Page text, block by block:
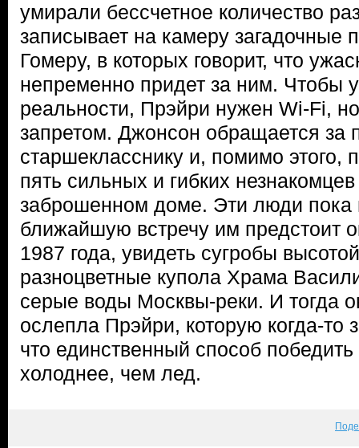
умирали бессчетное количество
записывает на камеру загадочные
Гомеру, в которых говорит, что
непременно придет за ним. Чтобы
реальности, Прэйри нужен Wi-Fi,
запретом. Джонсон обращается за
старшекласснику и, помимо этого,
пять сильных и гибких
заброшенном доме. Эти люди пока
ближайшую встречу им предстоит
1987 года, увидеть сугробы
разноцветные купола Храма
серые воды Москвы-реки. И тогда
ослепла Прэйри, которую когда-то
что единственный способ
холоднее, чем лед.